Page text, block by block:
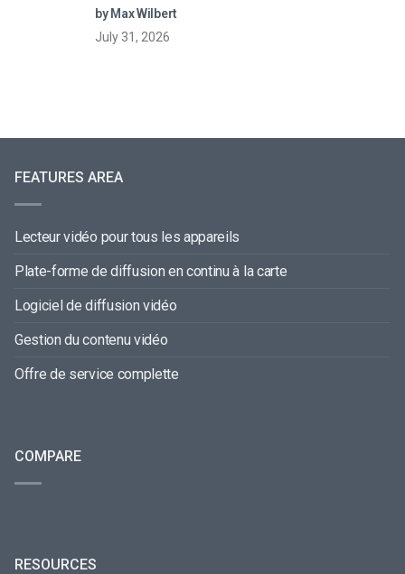
by Max Wilbert
July 31, 2026
FEATURES AREA
Lecteur vidéo pour tous les appareils
Plate-forme de diffusion en continu à la carte
Logiciel de diffusion vidéo
Gestion du contenu vidéo
Offre de service complette
COMPARE
RESOURCES